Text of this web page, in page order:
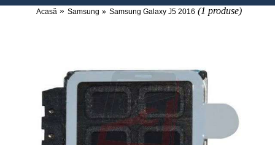
Acasă Samsung Samsung Galaxy J5 2016 (1 produse)